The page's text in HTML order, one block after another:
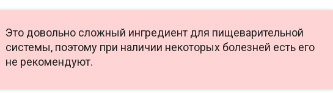
Это довольно сложный ингредиент для пищеварительной
системы, поэтому при наличии некоторых болезней есть его
не рекомендуют.